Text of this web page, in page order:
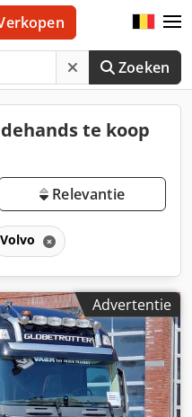
Zoeken
te koop
Relevantie
Volvo
Advertentie